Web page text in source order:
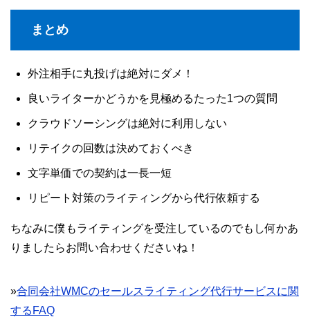
まとめ
外注相手に丸投げは絶対にダメ！
良いライターかどうかを見極めるたった1つの質問
クラウドソーシングは絶対に利用しない
リテイクの回数は決めておくべき
文字単価での契約は一長一短
リピート対策のライティングから代行依頼する
ちなみに僕もライティングを受注しているのでもし何かあ
りましたらお問い合わせくださいね！
»合同会社WMCのセールスライティング代行サービスに関
するFAQ